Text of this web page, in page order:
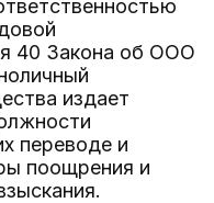
40 Закона об ООО
издает
переводе и
поощрения и